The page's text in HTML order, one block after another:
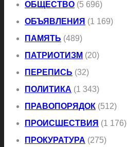
ОБЩЕСТВО (5 696)
ОБЪЯВЛЕНИЯ (1 169)
ПАМЯТЬ (489)
ПАТРИОТИЗМ (20)
ПЕРЕПИСЬ (32)
ПОЛИТИКА (1 343)
ПРАВОПОРЯДОК (512)
ПРОИСШЕСТВИЯ (1 176)
ПРОКУРАТУРА (275)